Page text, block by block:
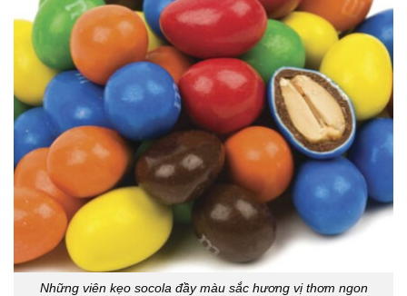
Những viên kẹo socola đầy màu sắc hương vị thơm ngon